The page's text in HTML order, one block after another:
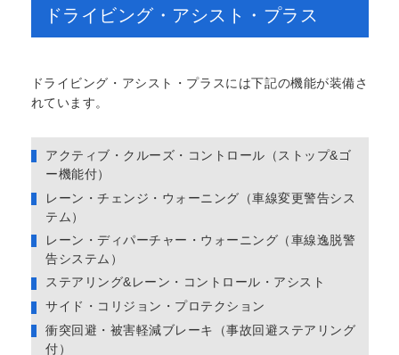
ドライビング・アシスト・プラス
ドライビング・アシスト・プラスには下記の機能が装備さ
れています。
アクティブ・クルーズ・コントロール（ストップ&ゴ
ー機能付）
レーン・チェンジ・ウォーニング（車線変更警告シス
テム）
レーン・ディパーチャー・ウォーニング（車線逸脱警
告システム）
ステアリング&レーン・コントロール・アシスト
サイド・コリジョン・プロテクション
衝突回避・被害軽減ブレーキ（事故回避ステアリング
付）